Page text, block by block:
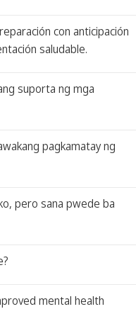
con anticipación
saludable.
suporta ng mga
pagkamatay ng
pero sana pwede ba
mental health